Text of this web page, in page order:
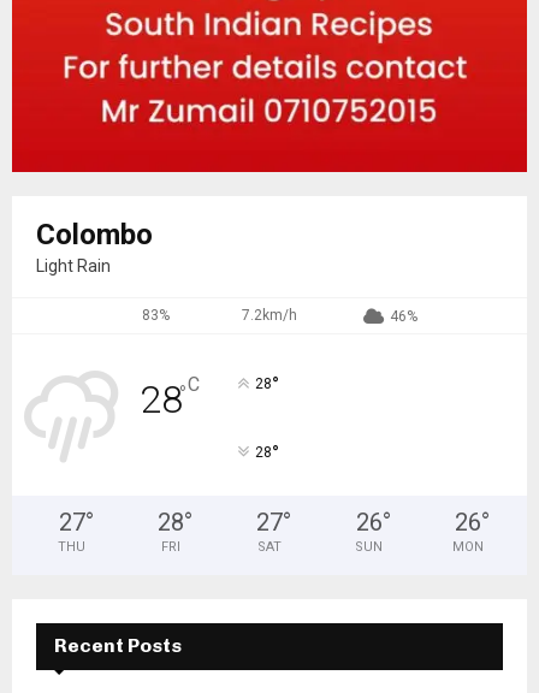
Colombo
Light Rain
83% 7.2km/h 46%
28°C 28°
28°
27°
THU
28°
FRI
27°
SAT
26°
SUN
26°
MON
Recent Posts